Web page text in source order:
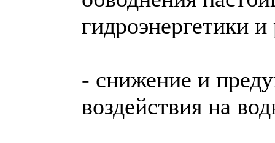
гидроэнергетики
- снижение и
воздействия на